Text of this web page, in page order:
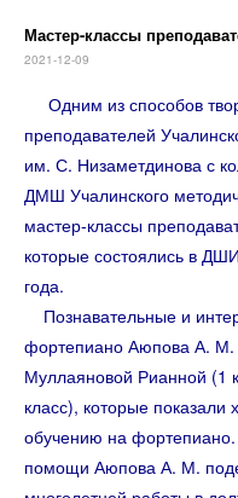
Мастер-классы
2021-12-09
Одним из способов
преподавателей
им. С. Низаметдинова с
ДМШ Учалинского
мастер-классы
которые состоялись в
года.
Познавательные и
фортепиано Аюпова А. М.
Муллаяновой Рианной (1
класс), которые показали
обучению на фортепиано.
помощи Аюпова А. М.